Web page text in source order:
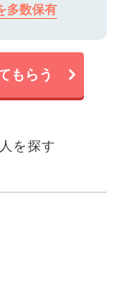
多数保有
もらう
を探す